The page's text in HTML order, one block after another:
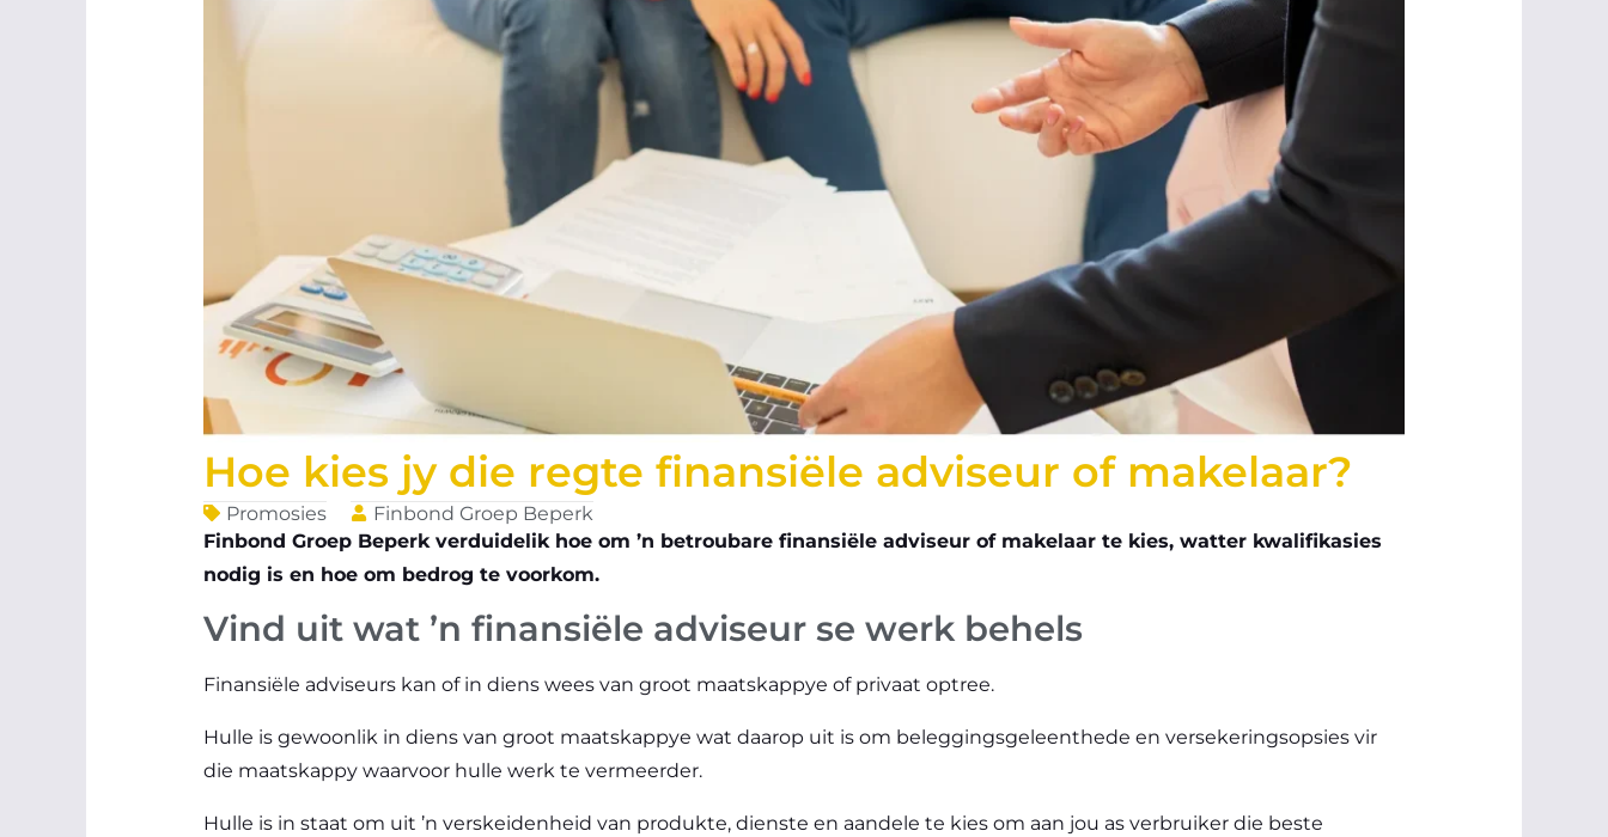
Hoe kies jy die regte finansiële adviseur of makelaar?
Promosies
Finbond Groep Beperk
Finbond Groep Beperk verduidelik hoe om ’n betroubare finansiële adviseur of makelaar te kies, watter kwalifikasies
nodig is en hoe om bedrog te voorkom.
Vind uit wat ’n finansiële adviseur se werk behels
Finansiële adviseurs kan of in diens wees van groot maatskappye of privaat optree.
Hulle is gewoonlik in diens van groot maatskappye wat daarop uit is om beleggingsgeleenthede en versekeringsopsies vir
die maatskappy waarvoor hulle werk te vermeerder.
Hulle is in staat om uit ’n verskeidenheid van produkte, dienste en aandele te kies om aan jou as verbruiker die beste